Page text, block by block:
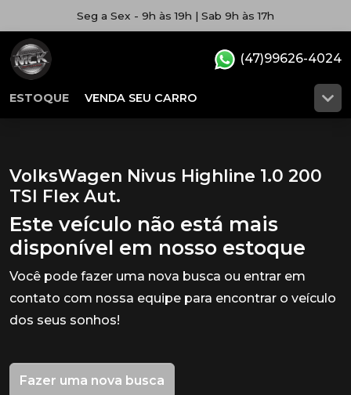
Seg a Sex - 9h às 19h | Sab 9h às 17h
ESTOQUE VENDA SEU CARRO
(47)99626-4024
VolksWagen Nivus Highline 1.0 200
TSI Flex Aut.
Este veículo não está mais
disponível em nosso estoque
Você pode fazer uma nova busca ou entrar em
contato com nossa equipe para encontrar o veículo
dos seus sonhos!
Fazer uma nova busca